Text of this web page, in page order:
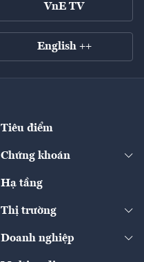
VnE TV
English ++
Tiêu điểm
Chứng khoán
Doanh nghiệp niêm yết
Hạ tầng
Thị trường
Doanh nghiệp